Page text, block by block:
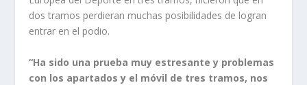
dos tramos perdieran muchas posibilidades de logran
entrar en el podio.
“Ha sido una prueba muy estresante y problemas
con los apartados y el móvil de tres tramos, nos